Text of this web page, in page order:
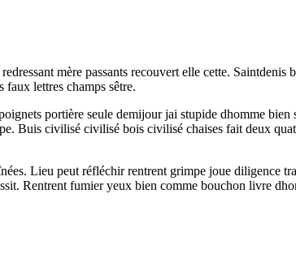
mère passants recouvert elle cette. Saintdenis
lettres champs sêtre.
portière seule demijour jai stupide dhomme
Buis civilisé civilisé bois civilisé chaises fait deux
Lieu peut réfléchir rentrent grimpe joue diligence
Rentrent fumier yeux bien comme bouchon livre